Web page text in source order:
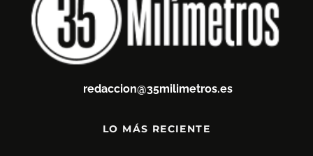
redaccion@35milimetros.es
LO MÁS RECIENTE